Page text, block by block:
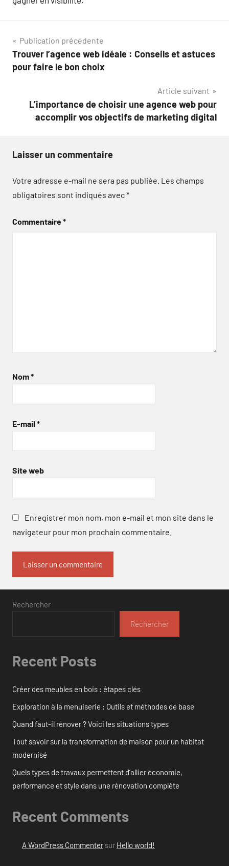
Navigation
de
Publication précédente
Trouver l’agence web idéale : Conseils et astuces
pour faire le bon choix
Article suivant
L’importance de choisir une agence web pour
accomplir vos objectifs de marketing digital
Laisser un commentaire
Votre adresse e-mail ne sera pas publiée. Les champs
obligatoires sont indiqués avec*
Commentaire*
Nom*
E-mail *
Site web
Enregistrer mon nom, mon e-mail et mon site dans le
navigateur pour mon prochain commentaire.
Rechercher
Rechercher
Recent Posts
Créer des meubles en bois : étapes clés
Exploration à la menuiserie : Outils et méthodes de base
Quand faut-il rénover ? Voici les situations types
Tout savoir sur la transformation de maison pour un habitat
modernisé
Quels types de travaux permettent d’allier économie,
performance et style dans une rénovation complète
Recent Comments
A WordPress Commentersur Hello world!